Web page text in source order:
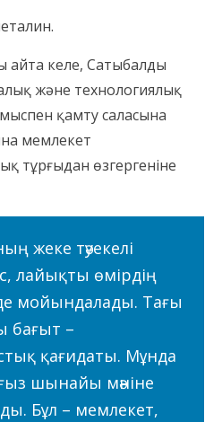
айта келе, Сатыбалды
және технологиялық
қамту саласына
мемлекет
тұрғыдан өзгергеніне
жеке тәуекелі
лайықты өмірдің
мойындалады. Тағы
бағыт –
қағидаты. Мұнда
шынайы мәніне
Бұл – мемлекет,